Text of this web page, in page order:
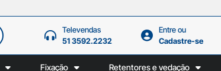
Televendas
51 3592.2232
Entre ou
Cadastre-se
Fixação Retentores e vedação